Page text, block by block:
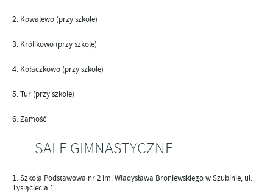
Kowalewo (przy szkole)
Królikowo (przy szkole)
Kołaczkowo (przy szkole)
Tur (przy szkole)
Zamość
SALE GIMNASTYCZNE
Szkoła Podstawowa nr 2 im. Władysława Broniewskiego w Szubinie, ul.
Tysiąclecia 1